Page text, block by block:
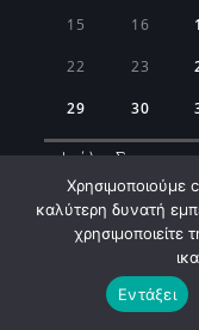
15 16
22 23
29 30
« Ιούλ Σεπ »
Χρησιμοποιούμε
καλύτερη δυνατή
χρησιμοποιείτε
Εντάξει